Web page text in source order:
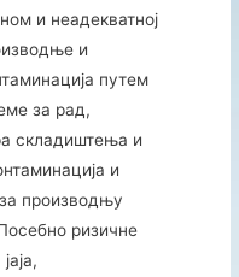
и неадекватној
и
путем
за рад,
складиштења и
и
производњу
ризичне